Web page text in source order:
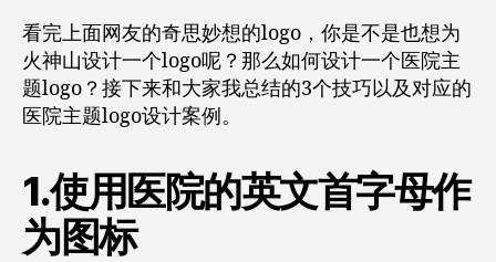
看完上面网友的奇思妙想的logo，你是不是也想为
火神山设计一个logo呢？那么如何设计一个医院主
题logo？接下来和大家我总结的3个技巧以及对应的
医院主题logo设计案例。
1.使用医院的英文首字母作
为图标